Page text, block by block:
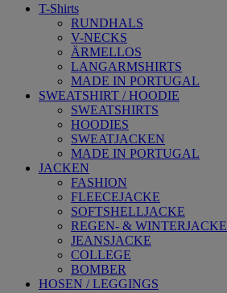
T-Shirts
RUNDHALS
V-NECKS
ÄRMELLOS
LANGARMSHIRTS
MADE IN PORTUGAL
SWEATSHIRT / HOODIE
SWEATSHIRTS
HOODIES
SWEATJACKEN
MADE IN PORTUGAL
JACKEN
FASHION
FLEECEJACKE
SOFTSHELLJACKE
REGEN- & WINTERJACKE
JEANSJACKE
COLLEGE
BOMBER
HOSEN / LEGGINGS